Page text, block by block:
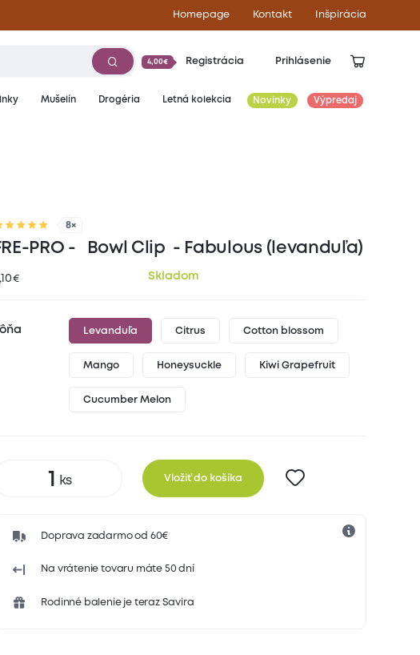
Homepage Kontakt Inšpirácia
4,00€ Registrácia Prihlásenie
Mušelín Drogéria Letná kolekcia Novinky Výpredaj
8×
PRO - Bowl Clip - Fabulous (levanduľa)
€ Skladom
Levanduľa Citrus Cotton blossom
Mango Honeysuckle Kiwi Grapefruit
Cucumber Melon
Vložiť do košíka
Doprava zadarmo od 60€
Na vrátenie tovaru máte 50 dní
Rodinné balenie je teraz Savira